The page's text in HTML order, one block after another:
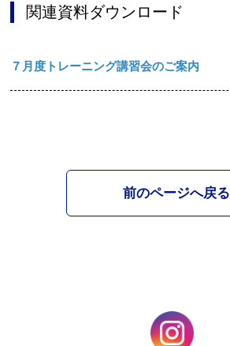
関連資料ダウンロード
７月度トレーニング講習会のご案内
前のページへ戻る